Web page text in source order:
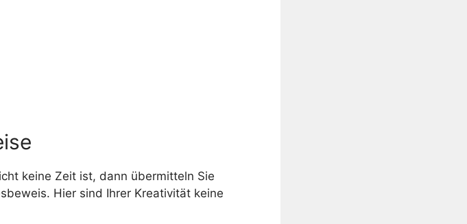
keine Zeit ist, dann übermitteln Sie
Hier sind Ihrer Kreativität keine